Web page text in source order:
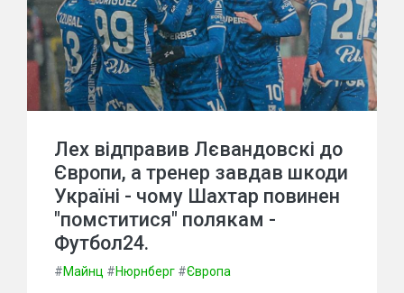
Лех відправив Лєвандовскі до
Європи, а тренер завдав шкоди
Україні - чому Шахтар повинен
"помститися" полякам -
Футбол24.
#Майнц #Нюрнберг #Європа